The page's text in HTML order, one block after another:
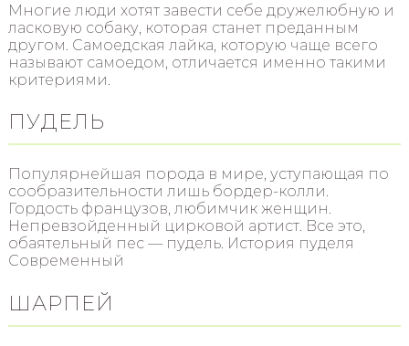
Многие люди хотят завести себе дружелюбную и
ласковую собаку, которая станет преданным
другом. Самоедская лайка, которую чаще всего
называют самоедом, отличается именно такими
критериями.
ПУДЕЛЬ
Популярнейшая порода в мире, уступающая по
сообразительности лишь бордер-колли.
Гордость французов, любимчик женщин.
Непревзойденный цирковой артист. Все это,
обаятельный пес — пудель. История пуделя
Современный
ШАРПЕЙ